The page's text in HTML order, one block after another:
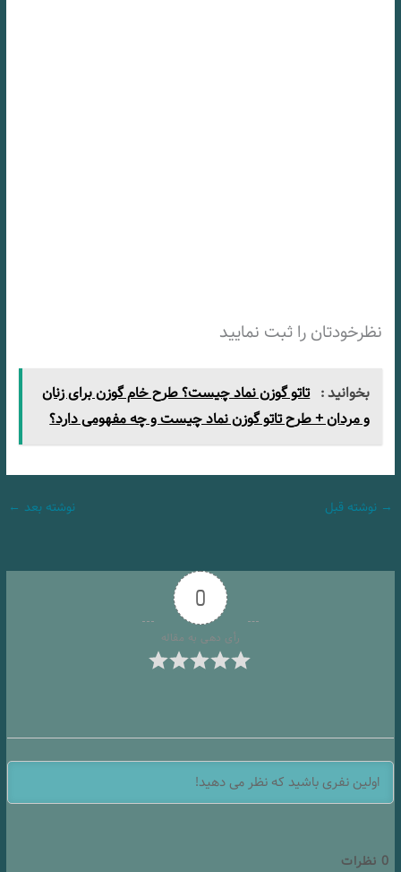
نظرخودتان را ثبت نمایید
بخوانید : تاتو گوزن نماد چیست؟ طرح خام گوزن برای زنان
و مردان + طرح تاتو گوزن نماد چیست و چه مفهومی دارد؟
→ نوشته قبل نوشته بعد ←
0
رأی دهی به مقاله
0 نظرات